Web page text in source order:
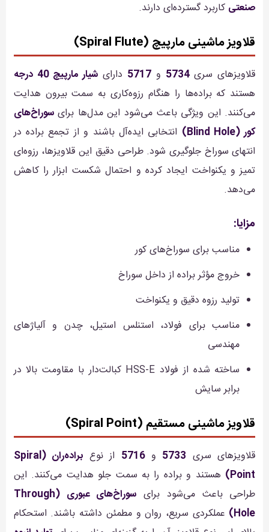
صنعتی کاربرد گسترده‌ای دارند.
قلاویز ماشینی مارپیچ (Spiral Flute)
قلاویزهای سری5734 و5717 دارای شیار مارپیچ 40 درجه
هستند که براده‌ها را هنگام رزوه‌کاری به سمت بیرون هدایت
می‌کنند. این ویژگی باعث می‌شود این مدل‌ها برایسوراخ‌های
کور (Blind Hole)
انتخابی ایده‌آل باشند و از تجمع براده در
انتهای سوراخ جلوگیری شود. طراحی دقیق این قلاویزها، رزوه‌ای
تمیز و یکنواخت ایجاد کرده و احتمال شکست ابزار را کاهش
می‌دهد.
مزایا:
مناسب برای سوراخ‌های کور
خروج مؤثر براده از داخل سوراخ
تولید رزوه دقیق و یکنواخت
مناسب برای فولاد، استنلس استیل، چدن و آلیاژهای
مهندسی
ساخته شده از فولاد HSS-E کبالت‌دار با مقاومت بالا در
برابر سایش
قلاویز ماشینی مستقیم (Spiral Point)
قلاویزهای سری 5733 و5716 از نوع
براده‌ران (Spiral
Point)
هستند و براده را به سمت جلو هدایت می‌کنند. این
طراحی باعث می‌شود برای
سوراخ‌های عبوری (Through
Hole) عملکردی سریع، روان و مطمئن داشته باشند. استحکام